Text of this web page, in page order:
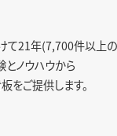
て21年(7,700件以上
とノウハウから
をご提供します。